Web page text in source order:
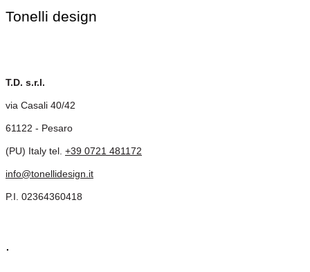
Tonelli design
T.D. s.r.l.
via Casali 40/42
61122 - Pesaro
(PU) Italy tel. +39 0721 481172
info@tonellidesign.it
P.I. 02364360418